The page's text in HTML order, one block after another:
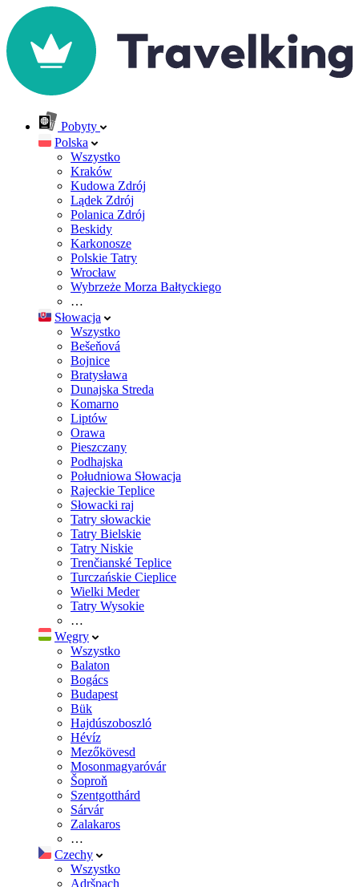
Pobyty
Polska
Wszystko
Kraków
Kudowa Zdrój
Lądek Zdrój
Polanica Zdrój
Beskidy
Karkonosze
Polskie Tatry
Wrocław
Wybrzeże Morza Bałtyckiego
…
Słowacja
Wszystko
Bešeňová
Bojnice
Bratysława
Dunajska Streda
Komarno
Liptów
Orawa
Pieszczany
Podhajska
Południowa Słowacja
Rajeckie Teplice
Słowacki raj
Tatry słowackie
Tatry Bielskie
Tatry Niskie
Trenčianské Teplice
Turczańskie Cieplice
Wielki Meder
Tatry Wysokie
…
Węgry
Wszystko
Balaton
Bogács
Budapest
Bük
Hajdúszoboszló
Hévíz
Mezőkövesd
Mosonmagyaróvár
Šoproň
Szentgotthárd
Sárvár
Zalakaros
…
Czechy
Wszystko
Adršpach